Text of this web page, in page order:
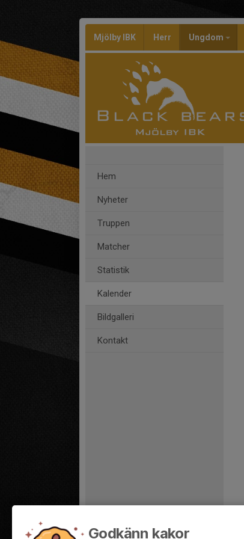
Mjölby IBK Herr Ungdom
Hem
Nyheter
Truppen
Matcher
Statistik
Kalender
Bildgalleri
Kontakt
Godkänn kakor